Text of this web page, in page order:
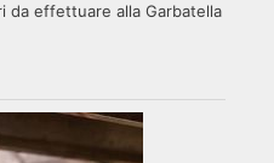
da effettuare alla Garbatella